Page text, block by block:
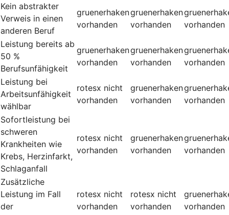
Kein abstrakter
Verweis in einen
anderen Beruf
gruenerhaken
vorhanden
gruenerhaken
vorhanden
vorhanden
Leistung bereits ab
50 %
Berufsunfähigkeit
gruenerhaken
vorhanden
gruenerhaken
vorhanden
vorhanden
Leistung bei
Arbeitsunfähigkeit
wählbar
rotesx nicht
vorhanden
gruenerhaken
vorhanden
vorhanden
Sofortleistung bei
schweren
Krankheiten wie
Krebs, Herzinfarkt,
Schlaganfall
rotesx nicht
vorhanden
gruenerhaken
vorhanden
vorhanden
Zusätzliche
Leistung im Fall
der
rotesx nicht
vorhanden
rotesx nicht
vorhanden
vorhanden